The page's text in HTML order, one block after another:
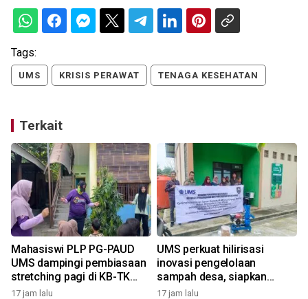
Tags:
UMS KRISIS PERAWAT TENAGA KESEHATAN
Terkait
Mahasiswi PLP PG-PAUD
UMS dampingi pembiasaan
stretching pagi di KB-TK
Alam Surya Mentari
17 jam lalu
UMS perkuat hilirisasi
inovasi pengelolaan
sampah desa, siapkan
model ekonomi sirkular
17 jam lalu